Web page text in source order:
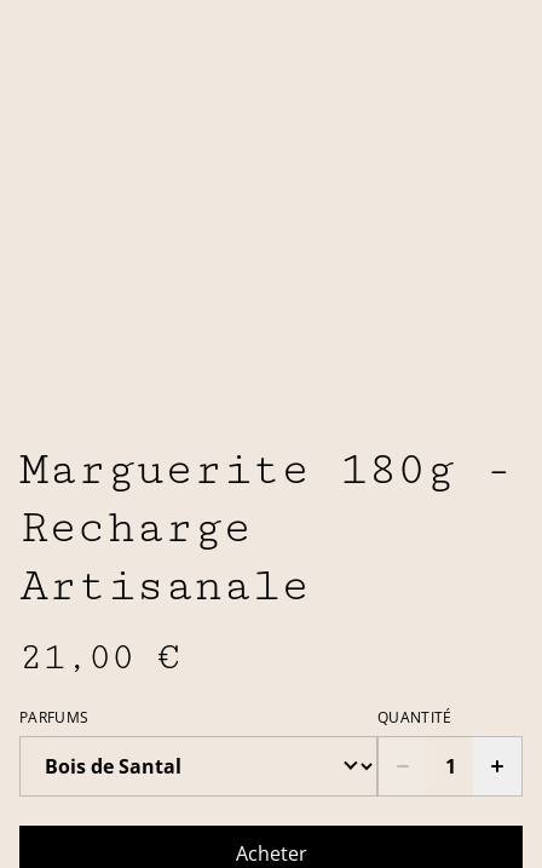
Marguerite 180g -
Recharge
Artisanale
21,00 €
PARFUMS QUANTITÉ
Acheter